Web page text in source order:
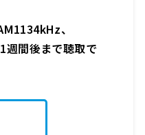
、
間後まで聴取で